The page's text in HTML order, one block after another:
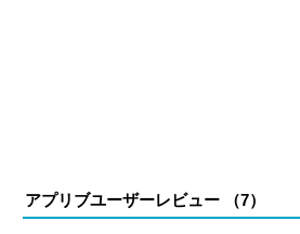
アプリブユーザーレビュー （7）